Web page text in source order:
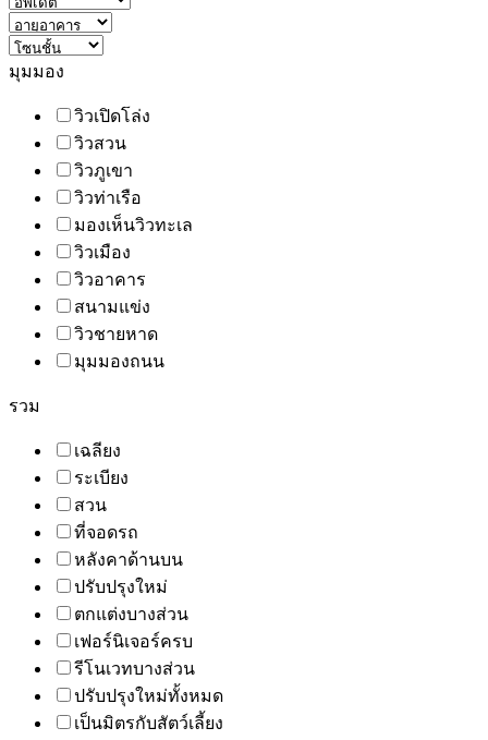
มุมมอง
วิวเปิดโล่ง
วิวสวน
วิวภูเขา
วิวท่าเรือ
มองเห็นวิวทะเล
วิวเมือง
วิวอาคาร
สนามแข่ง
วิวชายหาด
มุมมองถนน
รวม
เฉลียง
ระเบียง
สวน
ที่จอดรถ
หลังคาด้านบน
ปรับปรุงใหม่
ตกแต่งบางส่วน
เฟอร์นิเจอร์ครบ
รีโนเวทบางส่วน
ปรับปรุงใหม่ทั้งหมด
เป็นมิตรกับสัตว์เลี้ยง